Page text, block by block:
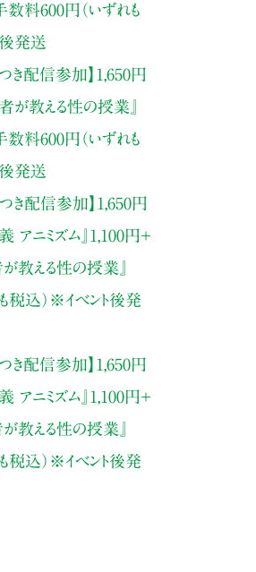
料600円（いずれも
後発送
つき配信参加】1,650円
が教える性の授業』
料600円（いずれも
後発送
つき配信参加】1,650円
アニミズム』1,100円＋
教える性の授業』
税込）※イベント後発
つき配信参加】1,650円
アニミズム』1,100円＋
教える性の授業』
税込）※イベント後発